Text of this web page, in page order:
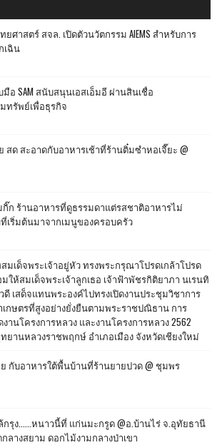
ศาสตร์ สจล. เปิดตัวนวัตกรรม AIEMS สำหรับการ
เฉิน
อ SAM สนับสนุนเอสเอ็มอี ผ่านสินเชื่อ
ทรัพย์เพื่อธุรกิจ
สด สะอาดกับอาหารเช้าที่ร้านติ๋มซำหอเจี๊ยะ @
ก ร้านอาหารที่ดูธรรมดาแต่รสชาติอาหารไม่
เริ่มต้นมาจากเมนูของครอบครัว
มเด็จพระเจ้าอยู่หัว ทรงพระกรุณาโปรดเกล้าโปรด
ให้สมเด็จพระเจ้าลูกเธอ เจ้าฟ้าพัชรกิติยาภา นเรนทิ
ดี เสด็จแทนพระองค์ไปทรงเปิดงานประชุมวิชาการ
ษตรที่สูงอย่างยั่งยืนตามพระราชปณิธาน การ
านโครงการหลวง และงานโครงการหลวง 2562
านหลวงราชพฤกษ์ อำเภอเมือง จังหวัดเชียงใหม่
กับอาหารใต้พื้นบ้านที่ร้านยายปวด @ ชุมพร
กรุง......หนาวนี้ที่ แก่นมะกรูด @อ.บ้านไร่ จ.อุทัยธานี
ลางสยาม ดอกไม้งามกลางป่าเขา